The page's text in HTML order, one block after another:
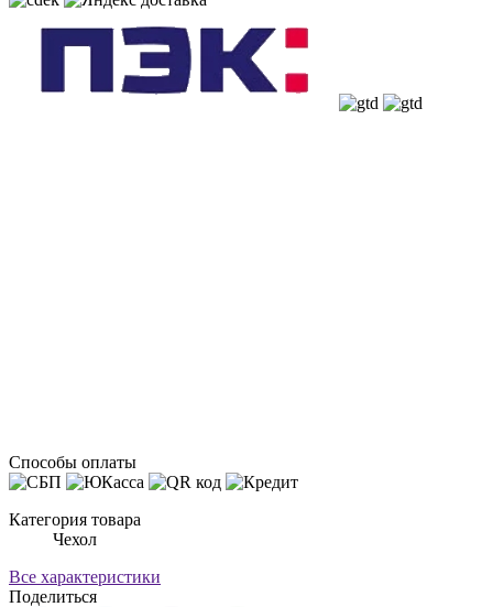
Способы оплаты
Категория товара
Чехол
Все характеристики
Поделиться